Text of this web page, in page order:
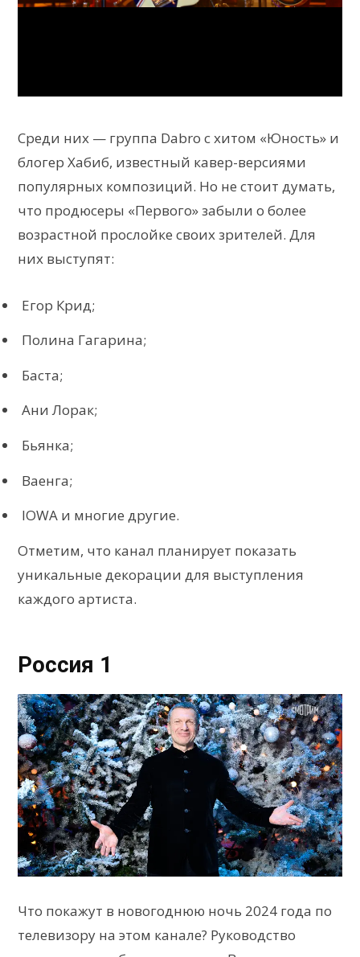
Среди них — группа Dabro с хитом «Юность» и
блогер Хабиб, известный кавер-версиями
популярных композиций. Но не стоит думать,
что продюсеры «Первого» забыли о более
возрастной прослойке своих зрителей. Для
них выступят:
Егор Крид;
Полина Гагарина;
Баста;
Ани Лорак;
Бьянка;
Ваенга;
IOWA и многие другие.
Отметим, что канал планирует показать
уникальные декорации для выступления
каждого артиста.
Россия 1
Что покажут в новогоднюю ночь 2024 года по
телевизору на этом канале? Руководство